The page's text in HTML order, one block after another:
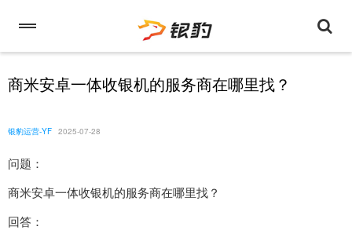
商米安卓一体收银机的服务商在哪里找？
银豹运营-YF 2025-07-28
问题：
商米安卓一体收银机的服务商在哪里找？
回答：